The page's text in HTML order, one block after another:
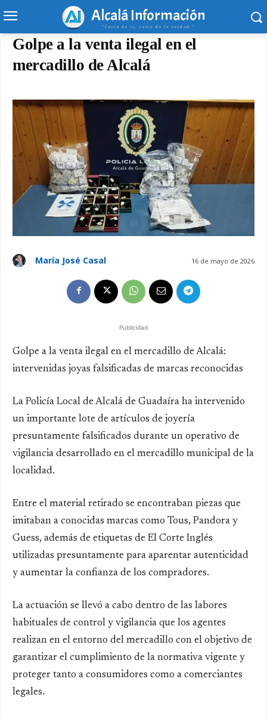
Alcalá Información
"Cerca de ti, cerca de la verdad."
Golpe a la venta ilegal en el
mercadillo de Alcalá
16 de mayo de 2026
María José Casal
Publicidad
Golpe a la venta ilegal en el mercadillo de Alcalá:
intervenidas joyas falsificadas de marcas reconocidas
La Policía Local de Alcalá de Guadaíra ha intervenido
un importante lote de artículos de joyería
presuntamente falsificados durante un operativo de
vigilancia desarrollado en el mercadillo municipal de la
localidad.
Entre el material retirado se encontraban piezas que
imitaban a conocidas marcas como Tous, Pandora y
Guess, además de etiquetas de El Corte Inglés
utilizadas presuntamente para aparentar autenticidad
y aumentar la confianza de los compradores.
La actuación se llevó a cabo dentro de las labores
habituales de control y vigilancia que los agentes
realizan en el entorno del mercadillo con el objetivo de
garantizar el cumplimiento de la normativa vigente y
proteger tanto a consumidores como a comerciantes
legales.